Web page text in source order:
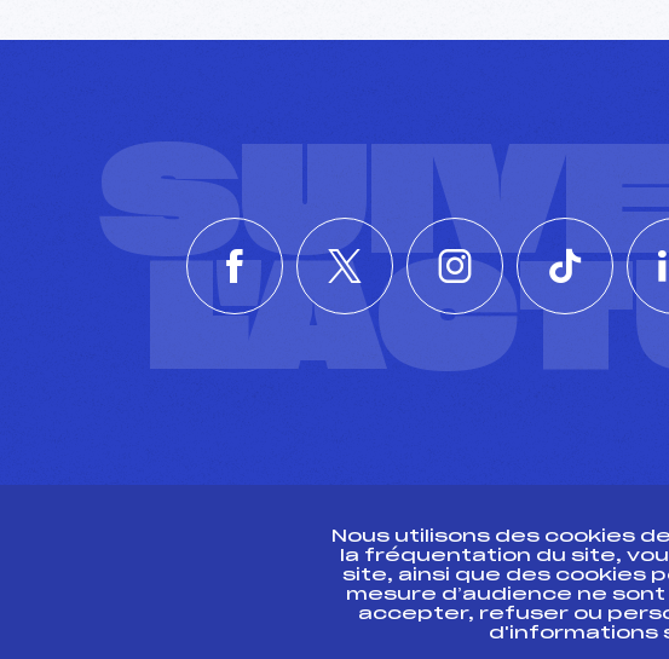
Ressources
Pass’Neige
Projet
Nous utilisons des cookies
la fréquentation du site,
site, ainsi que des cookies
mesure d’audience ne
accepter, refuser ou
d'informations